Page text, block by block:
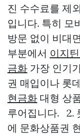
진 수수료를 제
입니다. 특히 모
방문 없이 비대
부분에서 이지
금화 가장 인기
권 매입이나 롯
현금화 대형 상
루어집니다. 2.
에 문화상품권